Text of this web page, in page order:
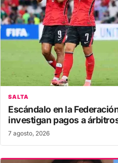
SALTA
Escándalo en la
investigan pagos a
7 agosto, 2026